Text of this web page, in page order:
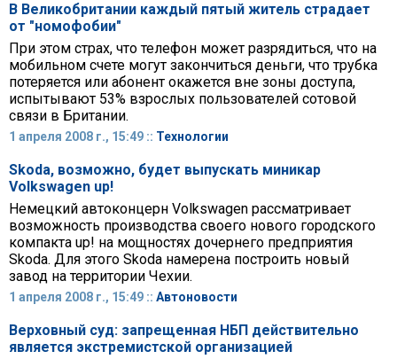
В Великобритании каждый пятый житель страдает
от "номофобии"
При этом страх, что телефон может разрядиться, что на
мобильном счете могут закончиться деньги, что трубка
потеряется или абонент окажется вне зоны доступа,
испытывают 53% взрослых пользователей сотовой
связи в Британии.
1 апреля 2008 г., 15:49 :: Технологии
Skoda, возможно, будет выпускать миникар
Volkswagen up!
Немецкий автоконцерн Volkswagen рассматривает
возможность производства своего нового городского
компакта up! на мощностях дочернего предприятия
Skoda. Для этого Skoda намерена построить новый
завод на территории Чехии.
1 апреля 2008 г., 15:49 :: Автоновости
Верховный суд: запрещенная НБП действительно
является экстремистской организацией